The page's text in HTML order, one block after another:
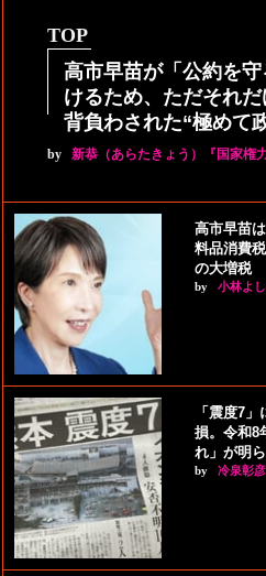
TOP
高市早苗が「公約を
けるため、ただそれ
背負わされた“極めて
by 新恭（あらたきょう）『国家権
高市早苗
料品消費
の大増税
by 小林よ
「震度7
損。令和8
れ」が明
by 冷泉彰